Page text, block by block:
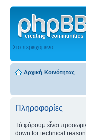
Στο περιεχόμενο
Αρχική Κοινότητας
Πληροφορίες
Τὸ φόρουμ εἶναι
down for technical